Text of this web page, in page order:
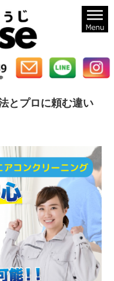
とプロに頼む違い